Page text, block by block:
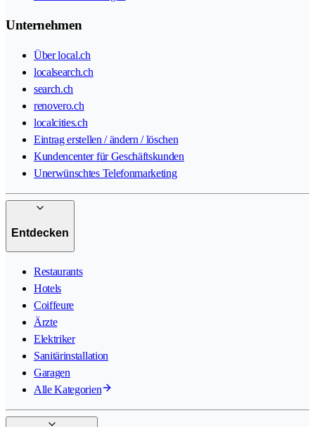
Unternehmen
Über local.ch
localsearch.ch
search.ch
renovero.ch
localcities.ch
Eintrag erstellen / ändern / löschen
Kundencenter für Geschäftskunden
Unerwünschtes Telefonmarketing
Entdecken
Restaurants
Hotels
Coiffeure
Ärzte
Elektriker
Sanitärinstallation
Garagen
Alle Kategorien